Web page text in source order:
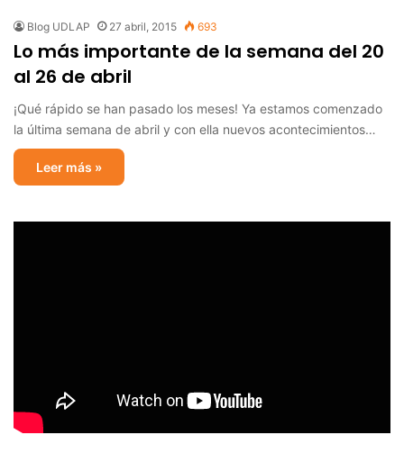
Blog UDLAP 27 abril, 2015 693
Lo más importante de la semana del 20
al 26 de abril
¡Qué rápido se han pasado los meses! Ya estamos comenzado
la última semana de abril y con ella nuevos acontecimientos…
Leer más »